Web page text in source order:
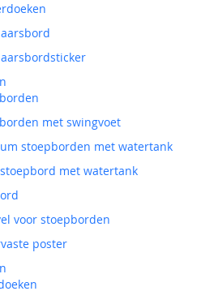
met swingvoet
stoepborden met watertank
met watertank
voor stoepborden
poster